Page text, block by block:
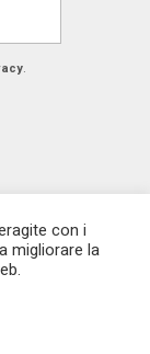
.
riservati -
da
con i
migliorare la